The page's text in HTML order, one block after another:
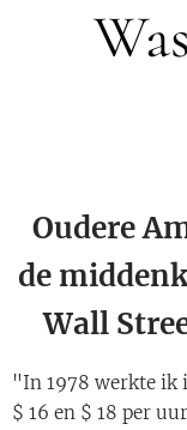
Oudere
de
Wall
"In 1978 werkte ik
$ 16 en $ 18 per